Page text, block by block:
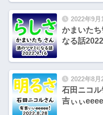
2022年9月
かまいた
なる話
2022年8月
石田ニコ
吉ぃぃ